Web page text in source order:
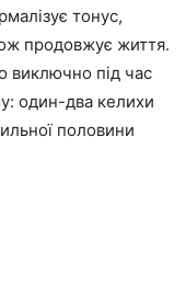
тонус,
продовжує життя.
виключно під час
один-два келихи
половини